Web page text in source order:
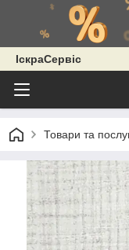
ІскраСервіс
Товари та